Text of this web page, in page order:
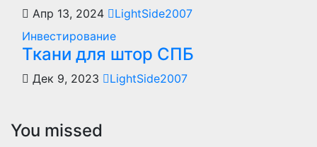
Апр 13, 2024
LightSide2007
Инвестирование
Ткани для штор СПБ
Дек 9, 2023 LightSide2007
You missed